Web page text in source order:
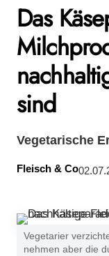
Das
sind
Vegetarische
Fleisch & Co
Vegetarier
nehmen aber die